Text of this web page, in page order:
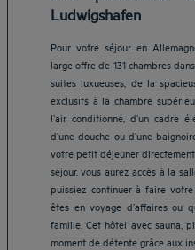
Ludwigshafen
Pour votre séjour en
large offre de 131 chambres
suites luxueuses, de la
exclusifs à la chambre
l’air conditionné, d’un cadre
d’une douche ou d’une
votre petit déjeuner
séjour, vous aurez accès à la
puissiez continuer à faire
êtes en voyage d’affaires ou
famille. Cet hôtel avec sauna,
moment de détente grâce aux